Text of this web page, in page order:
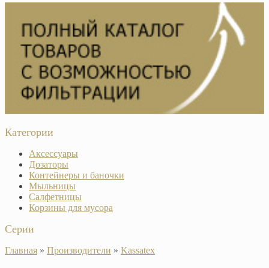
Категории
Аксессуары
Дозаторы
Контейнеры и баночки
Мыльницы
Салфетницы
Корзины для мусора
Серии
Главная » Производители » Kassatex